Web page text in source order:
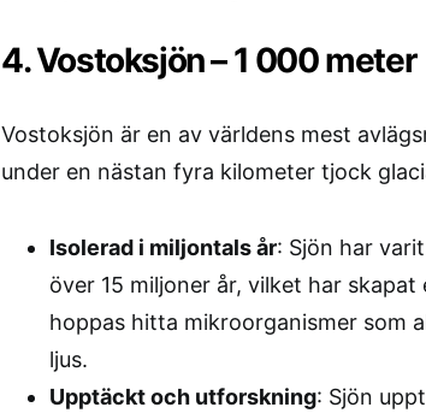
4. Vostoksjön – 1 000 meter
Vostoksjön är en av världens mest
under en nästan fyra kilometer tjock
Isolerad i miljontals år: Sjön har
över 15 miljoner år, vilket har
hoppas hitta mikroorganismer som
ljus.
Upptäckt och utforskning: Sjön